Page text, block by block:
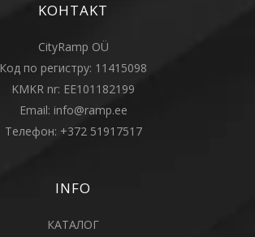
KOHTAKT
CityRamp OÜ
Код по регистру: 11415098
KMKR nr: EE101182199
Email: info@ramp.ee
Телефон: +372 51917517
INFO
КАТАЛОГ